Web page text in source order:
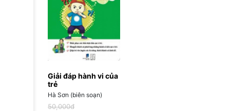
Giải đáp hành vi của
trẻ
Hà Sơn (biên soạn)
50,000đ